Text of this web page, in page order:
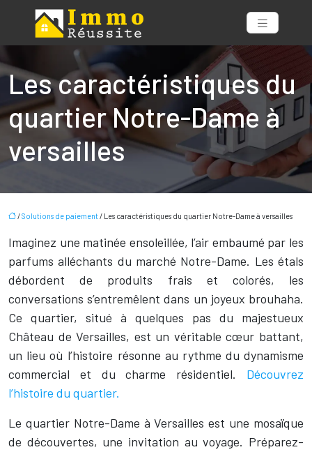
Les caractéristiques du
quartier Notre-Dame à
versailles
/Solutions de paiement/ Les caractéristiques du quartier Notre-Dame à versailles
Imaginez une matinée ensoleillée, l’air embaumé par les
parfums alléchants du marché Notre-Dame. Les étals
débordent de produits frais et colorés, les
conversations s’entremêlent dans un joyeux brouhaha.
Ce quartier, situé à quelques pas du majestueux
Château de Versailles, est un véritable cœur battant,
un lieu où l’histoire résonne au rythme du dynamisme
commercial et du charme résidentiel. Découvrez
l’histoire du quartier.
Le quartier Notre-Dame à Versailles est une mosaïque
de découvertes, une invitation au voyage. Préparez-